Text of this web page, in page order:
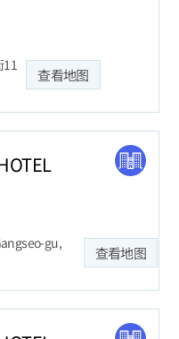
查看地图
gu,
查看地图